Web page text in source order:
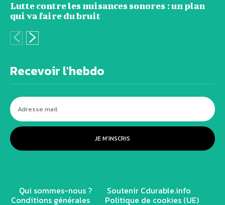
Lutte contre les nuisances sonores : un plan
qui va faire du bruit
Recevoir l'hebdo
JE M'INSCRIS
Qui sommes-nous ? Soutenir Cdurable.info
Conditions générales Politique de cookies (UE)